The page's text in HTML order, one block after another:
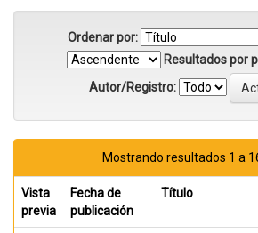
Ordenar por:
Resultados por
Autor/Registro:
Mostrando resultados 1 a
Vista
previa
Fecha de
publicación
Título